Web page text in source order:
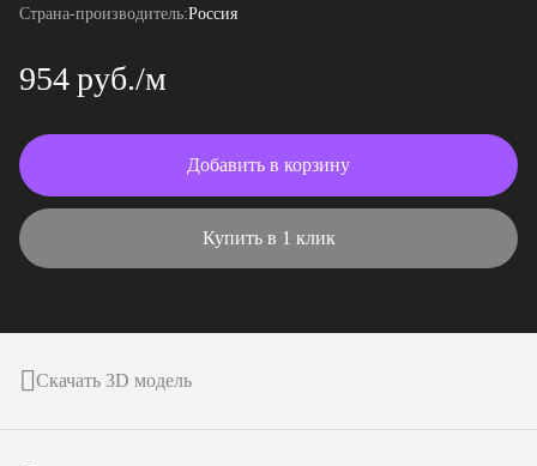
Страна-производитель:Россия
954 руб./м
Добавить в корзину
Купить в 1 клик
Скачать 3D модель